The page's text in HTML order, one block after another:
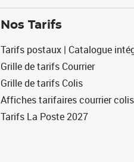
Nos Tarifs
Tarifs postaux | Catalogue
Grille de tarifs Courrier
Grille de tarifs Colis
Affiches tarifaires courrier colis
Tarifs La Poste 2027